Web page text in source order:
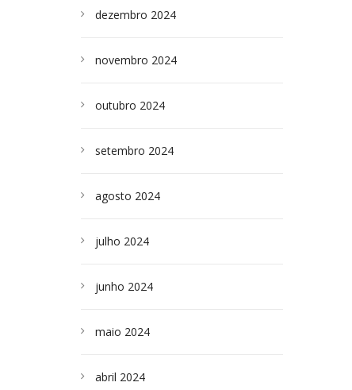
dezembro 2024
novembro 2024
outubro 2024
setembro 2024
agosto 2024
julho 2024
junho 2024
maio 2024
abril 2024